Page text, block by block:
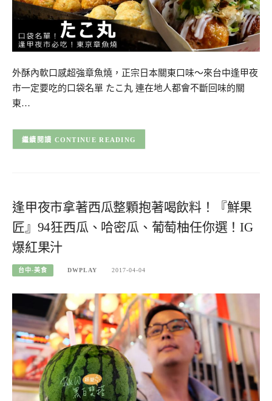
外酥內軟口感超強章魚燒，正宗日本關東口味～來台中逢甲夜
市一定要吃的口袋名單 たこ丸 連在地人都會不斷回味的關
東…
CONTINUE READING
逢甲夜市拿著西瓜整顆抱著喝飲料！『鮮果
匠』94狂西瓜、哈密瓜、葡萄柚任你選！IG
爆紅果汁
台中-美食 DWPLAY 2017-04-04